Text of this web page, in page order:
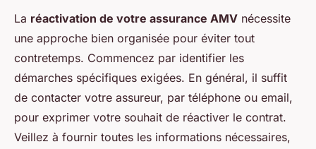
La réactivation de votre assurance AMV nécessite
une approche bien organisée pour éviter tout
contretemps. Commencez par identifier les
démarches spécifiques exigées. En général, il suffit
de contacter votre assureur, par téléphone ou email,
pour exprimer votre souhait de réactiver le contrat.
Veillez à fournir toutes les informations nécessaires,